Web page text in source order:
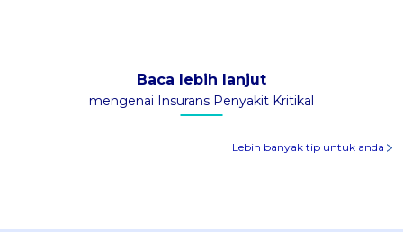
Baca lebih lanjut
mengenai Insurans Penyakit Kritikal
Lebih banyak tip untuk anda